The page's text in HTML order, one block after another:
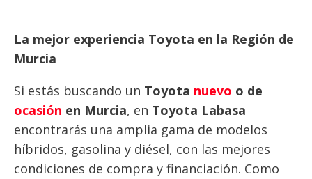
La mejor experiencia Toyota en la Región de
Murcia
Si estás buscando un Toyota nuevo o de
ocasión en Murcia, en Toyota Labasa
encontrarás una amplia gama de modelos
híbridos, gasolina y diésel, con las mejores
condiciones de compra y financiación. Como